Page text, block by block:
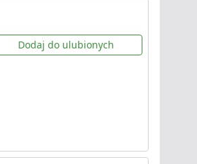
Dodaj do ulubionych